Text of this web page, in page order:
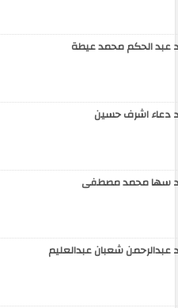
عبد الحكم محمد عيطة
دعاء اشرف حسين
سها محمد مصطفى
عبدالرحمن شعبان عبدالعليم